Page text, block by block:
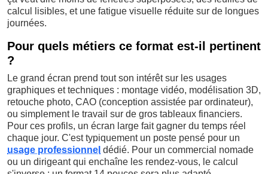
calcul lisibles, et une fatigue visuelle réduite sur de longues
journées.
Pour quels métiers ce format est-il pertinent
?
Le grand écran prend tout son intérêt sur les usages
graphiques et techniques : montage vidéo, modélisation 3D,
retouche photo, CAO (conception assistée par ordinateur),
ou simplement le travail sur de gros tableaux financiers.
Pour ces profils, un écran large fait gagner du temps réel
chaque jour. C'est typiquement un poste pensé pour un
usage professionnel dédié. Pour un commercial nomade
ou un dirigeant qui enchaîne les rendez-vous, le calcul